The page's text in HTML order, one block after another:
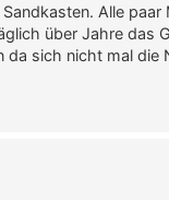
Alle
über Jahre das
da sich nicht mal die